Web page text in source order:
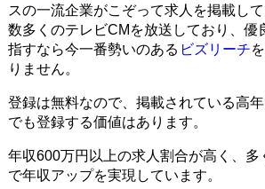
スの一流企業がこぞって求人を掲載して
数多くのテレビCMを放送しており、優
指すなら今一番勢いのある ビズリーチ
りません。
登録は無料なので、掲載されている高
でも登録する価値はあります。
年収600万円以上の求人割合が高く、多
で年収アップを実現しています。